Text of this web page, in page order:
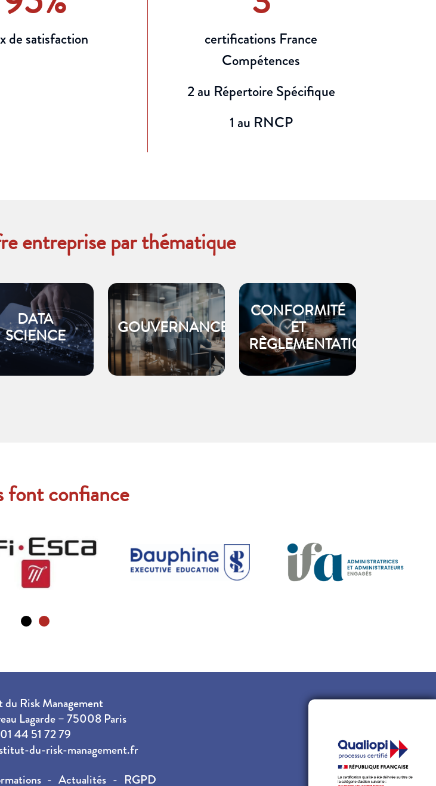
de satisfaction
certifications France
Compétences
2 au Répertoire Spécifique
1 au RNCP
entreprise par thématique
DATA
SCIENCE GOUVERNANCE
CONFORMITÉ
ET
RÈGLEMENTATION
font confiance
Risk Management
Lagarde – 75008 Paris
01 44 51 72 79
du-risk-management.fr
Actualités RGPD